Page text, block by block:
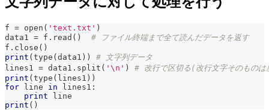
f = open ( 'text.txt' )
data1 = f . read ( )
# ファイル終端まで全て読んだデータを返す
f . close ( )
print ( type ( data1 ) )
# 文字列データ
lines1 = data1 . split ( '\n' )
# 改行で区切る(改行文字そのものは
print ( type ( lines1 ) )
for line in lines1 :
print line
print ( )